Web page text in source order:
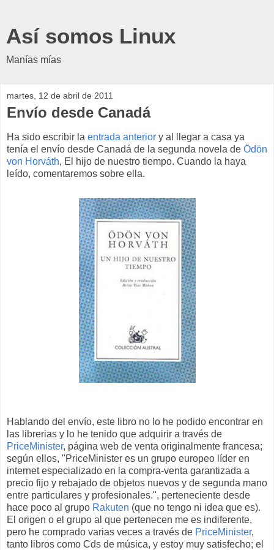
Así somos Linux
Manías mías
martes, 12 de abril de 2011
Envío desde Canadá
Ha sido escribir la entrada anterior y al llegar a casa ya
tenía el envío desde Canadá de la segunda novela de Ödön
von Horváth, El hijo de nuestro tiempo. Cuando la haya
leído, comentaremos sobre ella.
Hablando del envío, este libro no lo he podido encontrar en
las librerias y lo he tenido que adquirir a través de
PriceMinister, página web de venta originalmente francesa;
según ellos, "PriceMinister es un grupo europeo líder en
internet especializado en la compra-venta garantizada a
precio fijo y rebajado de objetos nuevos y de segunda mano
entre particulares y profesionales.", perteneciente desde
hace poco al grupo Rakuten (que no tengo ni idea que es).
El origen o el grupo al que pertenecen me es indiferente,
pero he comprado varias veces a través de PriceMinister,
tanto libros como Cds de música, y estoy muy satisfecho; el